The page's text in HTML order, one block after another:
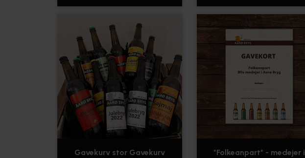
Gavekurv stor Gavekurv
"Folkeanpart" - medejer i